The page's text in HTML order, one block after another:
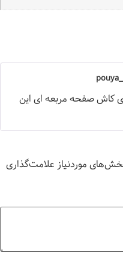
کاش صفحه مربعه ای این
موردنیاز علامت‌گذاری